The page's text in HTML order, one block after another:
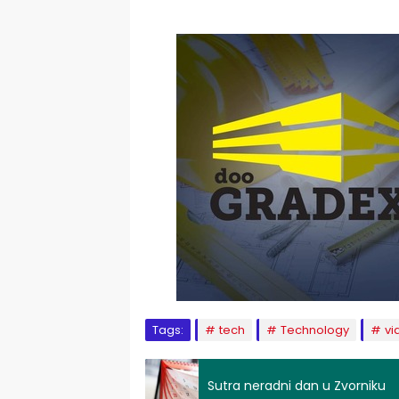
Tags: tech Technology
Sutra neradni dan u Zvorniku